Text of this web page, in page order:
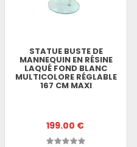
STATUE BUSTE DE
MANNEQUIN EN RÉSINE
LAQUÉ FOND BLANC
MULTICOLORE RÉGLABLE
167 CM MAXI
199.00 €